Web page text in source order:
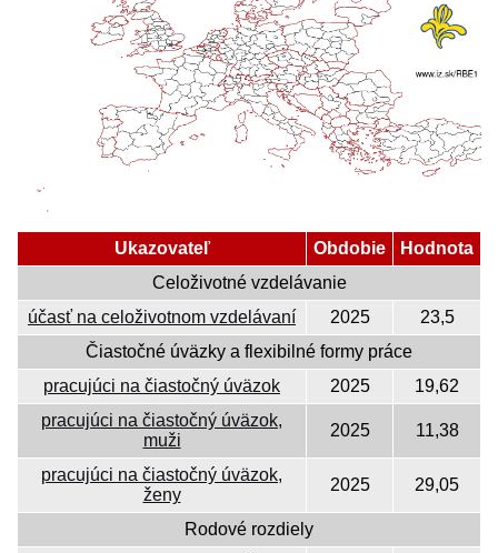
Ukazovateľ Obdobie
Hodnota
Celoživotné vzdelávanie
účasť na celoživotnom vzdelávaní
2025
23,5
Čiastočné úväzky a flexibilné formy práce
pracujúci na čiastočný úväzok
2025
19,62
pracujúci na čiastočný úväzok,
muži
2025 11,38
pracujúci na čiastočný úväzok,
ženy
2025 29,05
Rodové rozdiely